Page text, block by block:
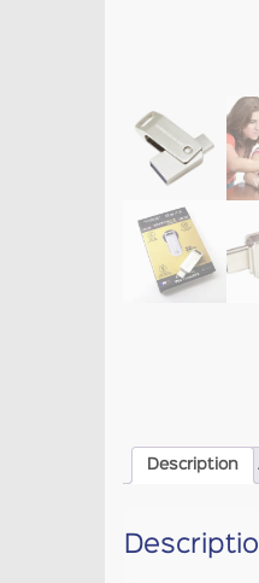
Description